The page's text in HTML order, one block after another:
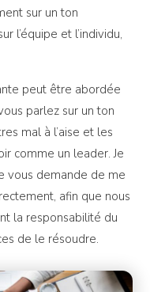
sur un ton
l’équipe et l’individu,
peut être abordée
parlez sur un ton
mal à l’aise et les
comme un leader. Je
vous demande de me
afin que nous
la responsabilité du
de le résoudre.